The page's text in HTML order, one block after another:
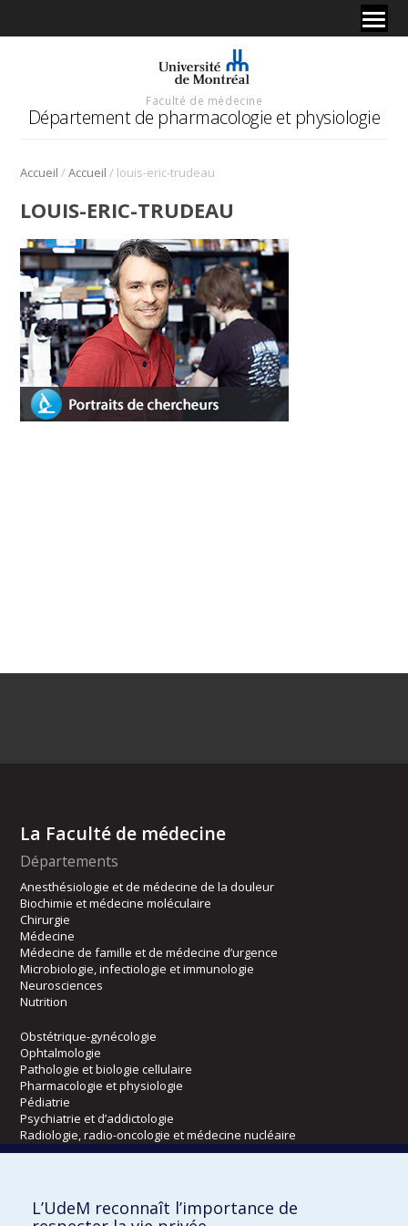
Faculté de médecine
Département de pharmacologie et physiologie
Accueil /Accueil / louis-eric-trudeau
LOUIS-ERIC-TRUDEAU
La Faculté de médecine
Départements
Anesthésiologie et de médecine de la douleur
Biochimie et médecine moléculaire
Chirurgie
Médecine
Médecine de famille et de médecine d’urgence
Microbiologie, infectiologie et immunologie
Neurosciences
Nutrition
Obstétrique-gynécologie
Ophtalmologie
Pathologie et biologie cellulaire
Pharmacologie et physiologie
Pédiatrie
Psychiatrie et d’addictologie
Radiologie, radio-oncologie et médecine nucléaire
Kinésiologie et des sciences de l’activité physique
L’UdeM reconnaît l’importance de